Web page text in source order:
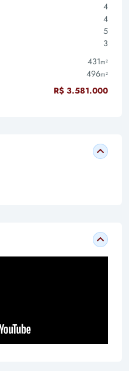
4
4
5
3
431m²
496m²
R$ 3.581.000